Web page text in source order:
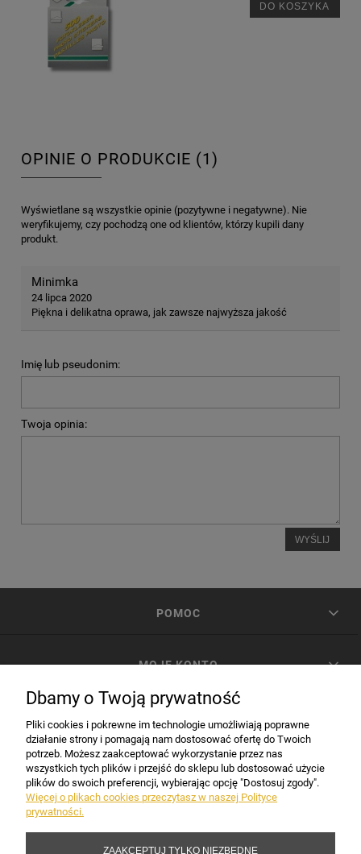
DO KOSZYKA
OPINIE O PRODUKCIE (1)
Wyświetlane są wszystkie opinie (pozytywne i negatywne). Nie
weryfikujemy, czy pochodzą one od klientów, którzy kupili dany
produkt.
Minimka
24 lipca 2020
Piękna i delikatna oprawa, jak zawsze najwyższa jakość
Imię lub pseudonim:
Twoja opinia:
WYŚLIJ
POMOC
MOJE KONTO
INFORMACJE
Dbamy o Twoją prywatność
Pliki cookies i pokrewne im technologie umożliwiają poprawne
działanie strony i pomagają nam dostosować ofertę do Twoich
potrzeb. Możesz zaakceptować wykorzystanie przez nas
wszystkich tych plików i przejść do sklepu lub dostosować użycie
plików do swoich preferencji, wybierając opcję "Dostosuj zgody".
Więcej o plikach cookies przeczytasz w naszej Polityce
prywatności.
ZAAKCEPTUJ TYLKO NIEZBĘDNE